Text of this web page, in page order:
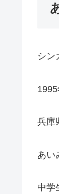
シン
兵庫
あい
中学